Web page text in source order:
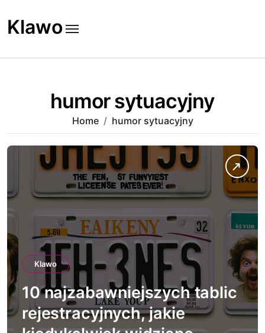
to
content
Klawo
humor sytuacyjny
Home humor sytuacyjny
Klawo
10 najzabawniejszych tablic
rejestracyjnych, jakie